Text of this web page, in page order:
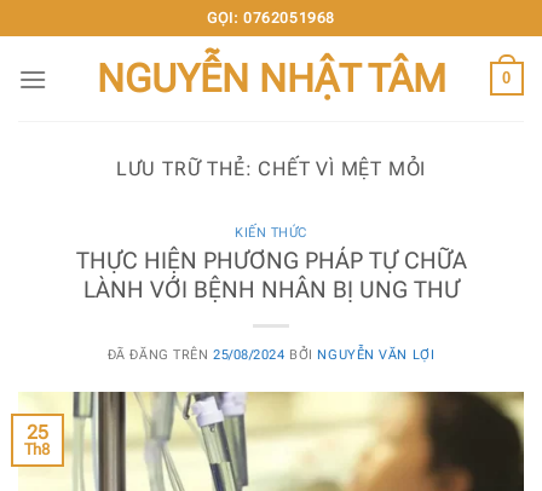
đến
nội
GỌI: 0762051968
NGUYỄN NHẬT TÂM 0
LƯU TRỮ THẺ: CHẾT VÌ MỆT MỎI
KIẾN THỨC
THỰC HIỆN PHƯƠNG PHÁP TỰ CHỮA
LÀNH VỚI BỆNH NHÂN BỊ UNG THƯ
ĐÃ ĐĂNG TRÊN 25/08/2024 BỞI NGUYỄN VĂN LỢI
25
Th8